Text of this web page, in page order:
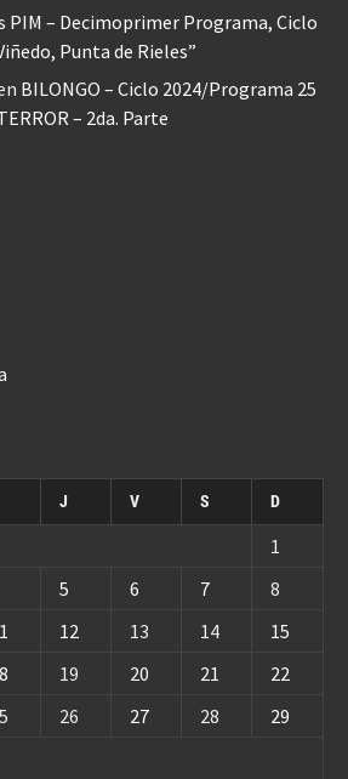
PIM – Decimoprimer Programa, Ciclo
Punta de Rieles”
BILONGO – Ciclo 2024/Programa 25
– 2da. Parte
J V S D
1
5 6 7
8
12 13 14
15
19 20 21
22
26 27 28
29